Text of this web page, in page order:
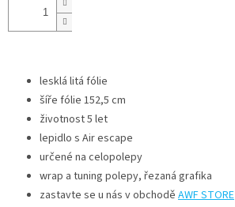
lesklá litá fólie
šíře fólie 152,5 cm
životnost 5 let
lepidlo s Air escape
určené na celopolepy
wrap a tuning polepy, řezaná grafika
zastavte se u nás v obchodě AWF STORE